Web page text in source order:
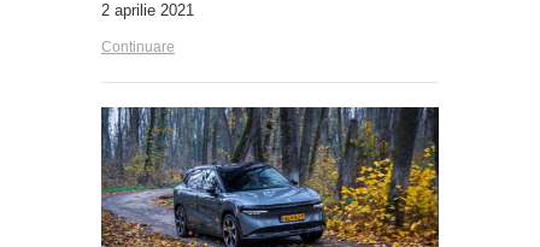
2 aprilie 2021
Continuare